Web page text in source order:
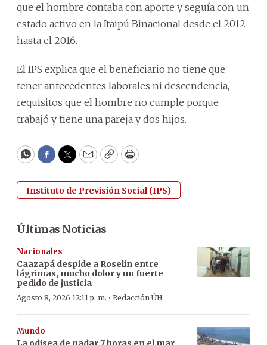
que el hombre contaba con aporte y seguía con un
estado activo en la Itaipú Binacional desde el 2012
hasta el 2016.
El IPS explica que el beneficiario no tiene que
tener antecedentes laborales ni descendencia,
requisitos que el hombre no cumple porque
trabajó y tiene una pareja y dos hijos.
WhatsApp
Facebook
Twitter
EmailCopyPrint
Instituto de Previsión Social (IPS)
Últimas Noticias
Nacionales
Caazapá despide a Roselín entre
lágrimas, mucho dolor y un fuerte
pedido de justicia
Agosto 8, 2026 12:11 p. m. · Redacción ÚH
Mundo